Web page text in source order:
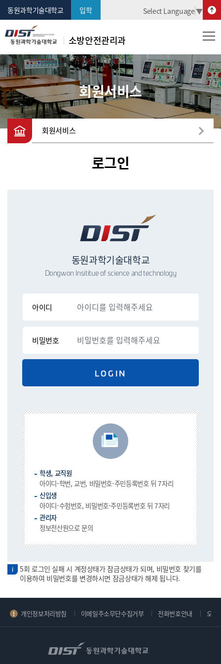
동원과학기술대학교 입학 Select Language▼
소방안전관리과
회원서비스
회원서비스
로그인
동원과학기술대학교
Dongwon Insititue of science and technology
아이디
비밀번호
LOGIN
학생, 교직원
아이디-학번, 교번, 비밀번호-주민등록번호 뒤 7자리
신입생
아이디-수험번호, 비밀번호-주민등록번호 뒤 7자리
관리자
정보전산원으로 문의
5회 로그인 실패 시 계정상태가 잠금상태가 되며, 비밀번호 찾기를
이용하여 비밀번호를 변경하시면 잠금상태가 해제 됩니다.
개인정보처리방침 이메일주소무단수집거부 전화번호안내 오시